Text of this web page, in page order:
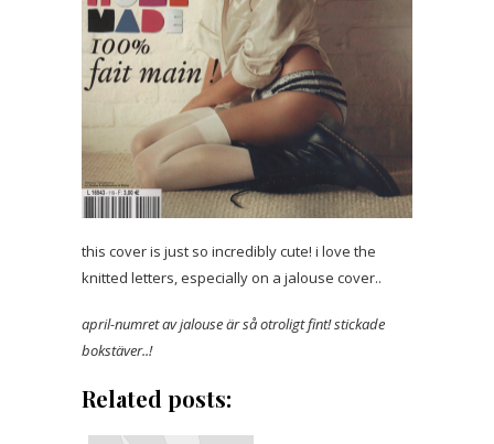
this cover is just so incredibly cute! i love the
knitted letters, especially on a jalouse cover..
april-numret av jalouse är så otroligt fint! stickade
bokstäver..!
Related posts: